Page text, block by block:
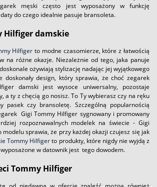
męski często jest wyposażony w funkcję
do czego idealnie pasuje bransoleta.
Hilfigerdamskie
Hilfiger to modne czasomierze, które z łatwością
na różne okazje. Niezależnie od tego, jaka panuje
ożywiają stylizację nadając jej wyjątkowego
doskonały design, który sprawia, że choć zegarek
damski jest wysoce uniwersalny, pozostaje
a ty z chęcią go nosisz. To Ty wybierasz czy na ręku
pasek czy bransoletę. Szczególną popularnością
Gigi Tommy Hilfiger sygnowany i promowany
rozpoznawalnych modelek na świecie - Gigi
modelu sprawia, że przy każdej okazji czujesz się jak
Tommy Hilfigerto produkty, które nigdy nie wyjdą z
w datownik jest tego dowodem.
Tommy Hilfiger